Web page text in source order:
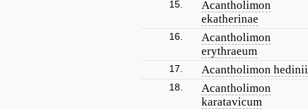
15.
Acantholimon
ekatherinae
16.
Acantholimon
erythraeum
17. Acantholimon hedinii
18.
Acantholimon
karatavicum